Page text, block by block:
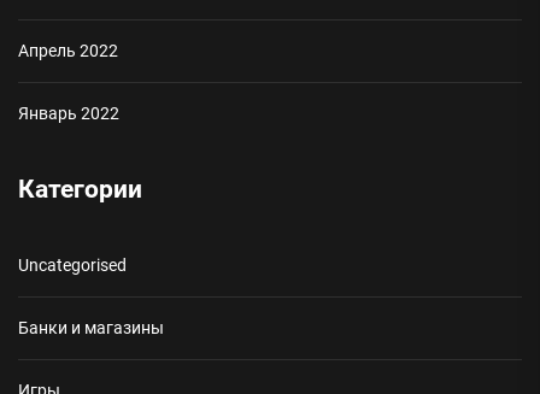
Апрель 2022
Январь 2022
Категории
Uncategorised
Банки и магазины